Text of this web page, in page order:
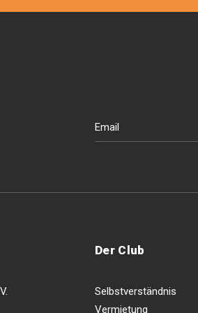
Der Club
Selbstverständnis
Vermietung